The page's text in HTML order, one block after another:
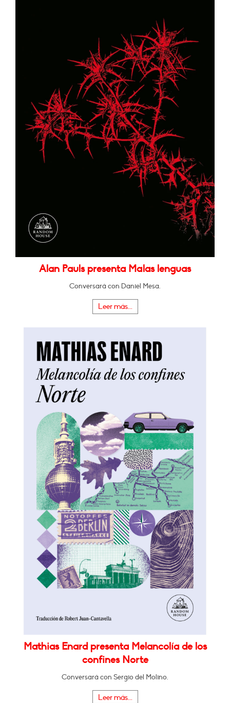
Alan Pauls presenta Malas lenguas
Conversará con Daniel Mesa.
Leer más...
Mathias Enard presenta Melancolía de los
confines Norte
Conversará con Sergio del Molino.
Leer más...